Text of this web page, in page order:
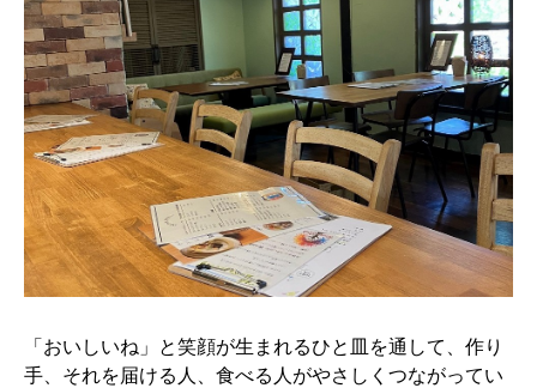
「おいしいね」と笑顔が生まれるひと皿を通して、作り
手、それを届ける人、食べる人がやさしくつながってい